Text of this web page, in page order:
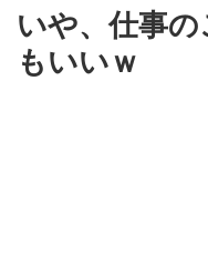
いや、仕事
もいいｗ